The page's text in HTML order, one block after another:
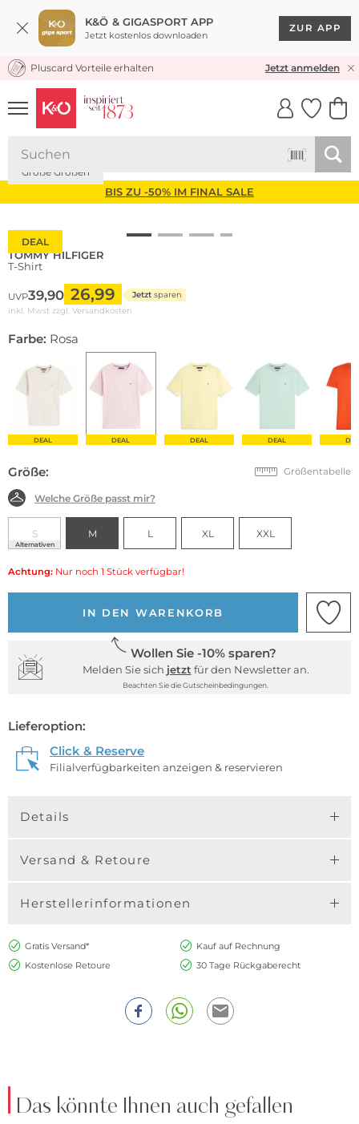
K&Ö & GIGASPORT APP
Jetzt kostenlos downloaden
ZUR APP
KOSTENLOSER VERSAND* & RÜCKVERSAND
Pluscard Vorteile erhalten Jetzt anmelden
UNSERE APP
CLICK &
BIS ZU -50% IM FINAL SALE
DEAL
Große Größen
TOMMY HILFIGER
T-Shirt
UVP39,90 26,99 Jetzt sparen
inkl. Mwst zzgl. Versandkosten
Farbe: Rosa
DEAL DEAL DEAL DEAL
Größe: Größentabelle
Welche Größe passt mir?
S
Alternativen
M L XL XXL
Achtung: Nur noch 1 Stück verfügbar!
IN DEN WARENKORB
Wollen Sie -10% sparen?
Melden Sie sich jetzt für den Newsletter an.
Beachten Sie die Gutscheinbedingungen.
Lieferoption:
Click & Reserve
Filialverfügbarkeiten anzeigen & reservieren
Details
Versand & Retoure
Herstellerinformationen
Gratis Versand*
Kauf auf Rechnung
Kostenlose Retoure
30 Tage Rückgaberecht
Das könnte Ihnen auch gefallen